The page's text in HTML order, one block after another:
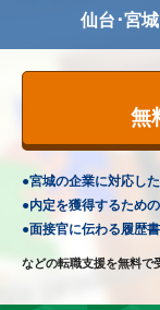
仙台･宮
無
●宮城の企業に対応した
●内定を獲得するための
●面接官に伝わる履歴
などの転職支援を無料で